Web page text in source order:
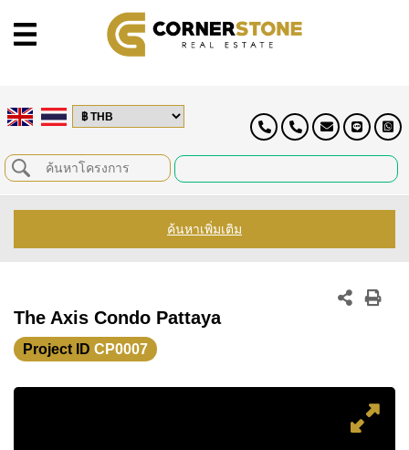
ค้นหาเพิ่มเติม
The Axis Condo Pattaya
Project ID CP0007